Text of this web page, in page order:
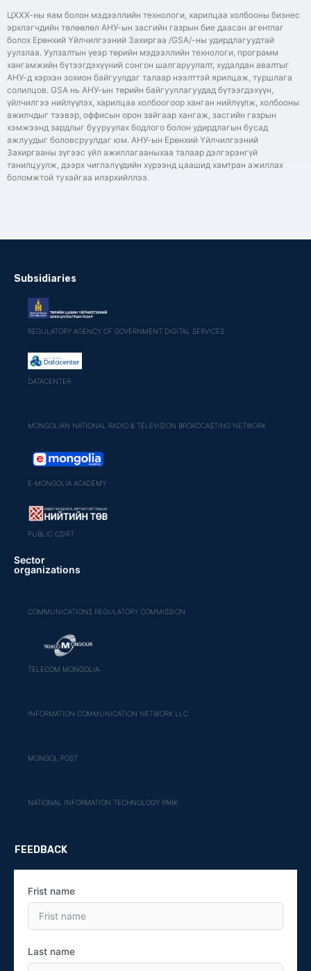
ЦХХХ-ны яам болон мэдээллийн технологи, харилцаа холбооны бизнес
эрхлэгчдийн төлөөлөл АНУ-ын засгийн газрын бие даасан агентлаг
болох Ерөнхий Үйлчилгээний Захиргаа /GSA/-ны удирдлагуудтай
уулзлаа. Уулзалтын үеэр төрийн мэдээллийн технологи, программ
хангамжийн бүтээгдэхүүний сонгон шалгаруулалт, худалдан авалтыг
АНУ-д хэрхэн зохион байгуулдаг талаар нээлттэй ярилцаж, туршлага
солилцов. GSA нь АНУ-ын төрийн байгууллагуудад бүтээгдэхүүн,
үйлчилгээ нийлүүлэх, харилцаа холбоогоор ханган нийлүүлж, холбооны
ажилчдыг тээвэр, оффисын орон зайгаар хангаж, засгийн газрын
хэмжээнд зардлыг бууруулах бодлого болон удирдлагын бусад
ажлуудыг боловсруулдаг юм. АНУ-ын Ерөнхий Үйлчилгээний
Захиргааны зүгээс үйл ажиллагааныхаа талаар дэлгэрэнгүй
танилцуулж, дээрх чиглэлүүдийн хүрээнд цаашид хамтран ажиллах
боломжтой тухайгаа илэрхийллээ.
Subsidiaries
REGULATORY AGENCY OF GOVERNMENT DIGITAL SERVICES
DATACENTER
MONGOLIAN NATIONAL RADIO & TELEVISION BROADCASTING NETWORK
E-MONGOLIA ACADEMY
PUBLIC CSIRT
Sector
organizations
COMMUNICATIONS REGULATORY COMMISSION
TELECOM MONGOLIA
INFORMATION COMMUNICATION NETWORK LLC
MONGOL POST
NATIONAL INFORMATION TECHNOLOGY PARK
FEEDBACK
Frist name
Last name